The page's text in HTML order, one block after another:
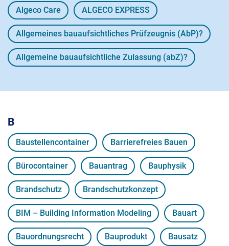
Algeco Care ALGECO EXPRESS
Allgemeines bauaufsichtliches Prüfzeugnis (AbP)?
Allgemeine bauaufsichtliche Zulassung (abZ)?
B
Baustellencontainer Barrierefreies Bauen
Bürocontainer Bauantrag Bauphysik
Brandschutz Brandschutzkonzept
BIM – Building Information Modeling Bauart
Bauordnungsrecht Bauprodukt Bausatz